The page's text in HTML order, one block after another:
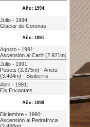
Año: 1994
Julio - 1994:
Glaciar de Coronas
Año: 1991
Agosto - 1991:
Ascensión al Carlit (2.921m)
Julio - 1991:
Posets (3.375m) - Aneto
(3.404m) - Bisiberris
Abril - 1991:
Els Encantats
Año: 1990
Diciembre - 1990:
Ascensión al Pedrafroca